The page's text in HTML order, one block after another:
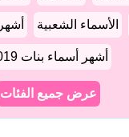
الأسماء الشعبية
أشهر أسماء بنات 2019
عرض جميع الفئات